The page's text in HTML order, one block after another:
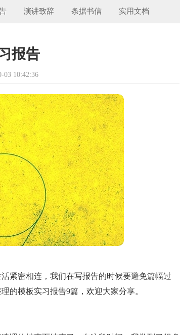
演讲致辞 条据书信 实用文档
报告
03 10:42:36
紧密相连，我们在写报告的时候要避免篇幅过
的模板实习报告9篇，欢迎大家分享。